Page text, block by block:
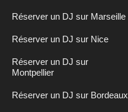
Réserver un DJ sur Marseille
Réserver un DJ sur Nice
Réserver un DJ sur
Montpellier
Réserver un DJ sur Bordeaux